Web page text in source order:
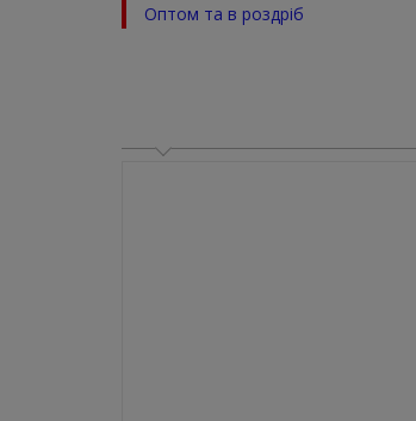
Оптом та в роздріб